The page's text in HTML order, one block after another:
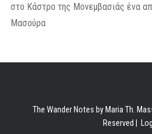
στο Κάστρο της Μονεμβασιάς ένα
Μασούρα
The Wander Notes by Maria Th.
Reserved |